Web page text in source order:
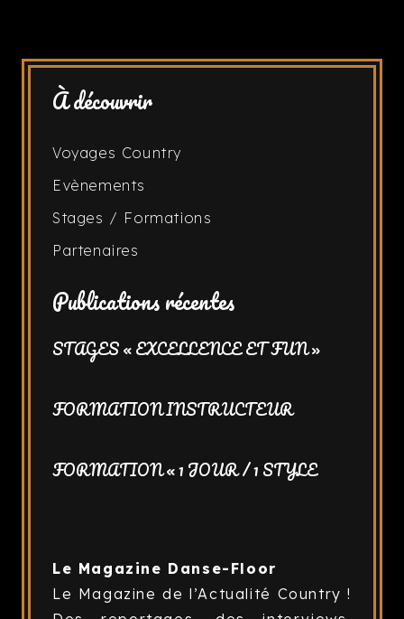
À découvrir
Voyages Country
Evènements
Stages / Formations
Partenaires
Publications récentes
STAGES « EXCELLENCE ET FUN »
FORMATION INSTRUCTEUR
FORMATION « 1 JOUR / 1 STYLE
Le Magazine Danse-Floor
Le Magazine de l’Actualité Country !